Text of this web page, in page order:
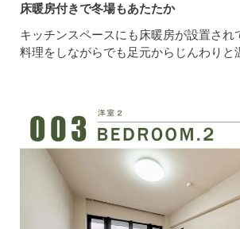
床暖房付きで冬場もあたたか
キッチンスペースにも床暖房が設置され
料理をしながらでも足元からじんわりと